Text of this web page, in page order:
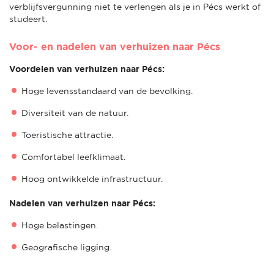
verblijfsvergunning niet te verlengen als je in Pécs werkt of
studeert.
Voor- en nadelen van verhuizen naar Pécs
Voordelen van verhuizen naar Pécs:
Hoge levensstandaard van de bevolking.
Diversiteit van de natuur.
Toeristische attractie.
Comfortabel leefklimaat.
Hoog ontwikkelde infrastructuur.
Nadelen van verhuizen naar Pécs:
Hoge belastingen.
Geografische ligging.